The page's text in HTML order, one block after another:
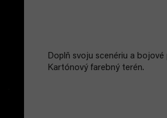
Doplň svoju scenériu a
Kartónový farebný terén.